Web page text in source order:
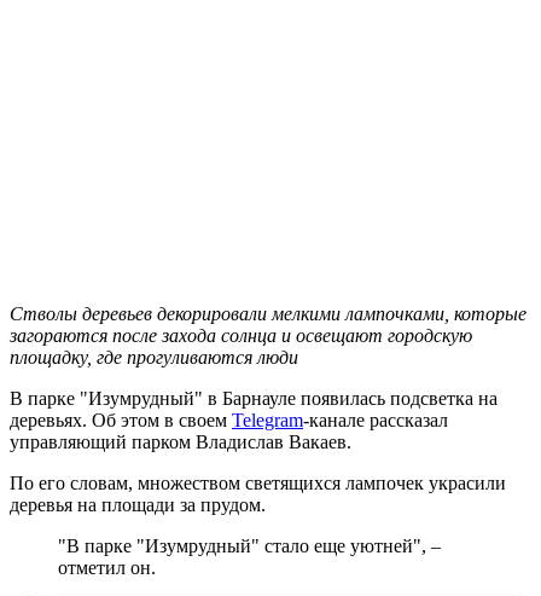
Стволы деревьев декорировали мелкими лампочками, которые
загораются после захода солнца и освещают городскую
площадку, где прогуливаются люди
В парке "Изумрудный" в Барнауле появилась подсветка на
деревьях. Об этом в своем Telegram-канале рассказал
управляющий парком Владислав Вакаев.
По его словам, множеством светящихся лампочек украсили
деревья на площади за прудом.
"В парке "Изумрудный" стало еще уютней", –
отметил он.